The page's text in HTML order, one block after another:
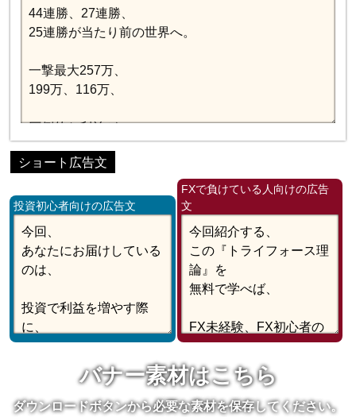
ショート広告文
投資初心者向けの広告文
FXで負けている人向けの広告
文
バナー素材はこちら
ダウンロードボタンから必要な素材を保存してください。